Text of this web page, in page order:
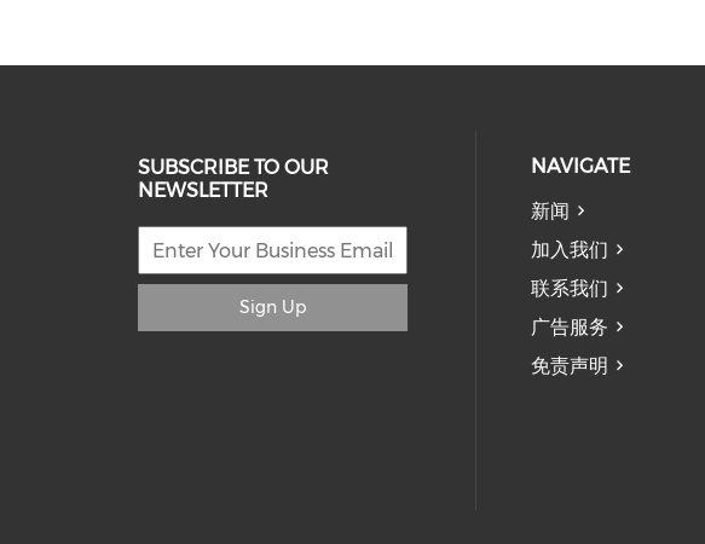
SUBSCRIBE TO OUR
NEWSLETTER
Sign Up
NAVIGATE
新闻
加入我们
联系我们
广告服务
免责声明